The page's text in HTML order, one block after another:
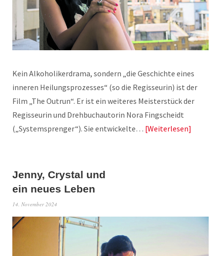
Kein Alkoholikerdrama, sondern „die Geschichte eines
inneren Heilungsprozesses“ (so die Regisseurin) ist der
Film „The Outrun“. Er ist ein weiteres Meisterstück der
Regisseurin und Drehbuchautorin Nora Fingscheidt
(„Systemsprenger“). Sie entwickelte… Weiterlesen
Jenny, Crystal und
ein neues Leben
14. November 2024